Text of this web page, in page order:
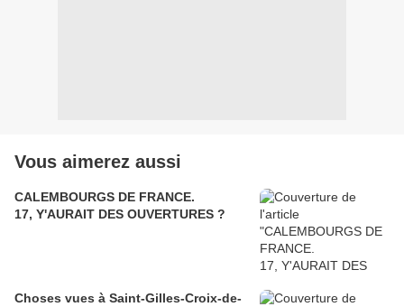
Vous aimerez aussi
CALEMBOURGS DE FRANCE.
17, Y'AURAIT DES OUVERTURES ?
Choses vues à Saint-Gilles-Croix-de-